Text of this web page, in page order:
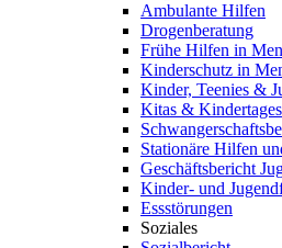
Ambulante Hilfen
Drogenberatung
Frühe Hilfen in
Kinderschutz in
Kinder, Teenies &
Kitas &
Stationäre Hilfen
Geschäftsbericht
Kinder- und
Essstörungen
Soziales